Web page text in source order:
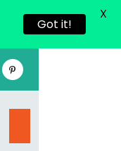
Got it!
X